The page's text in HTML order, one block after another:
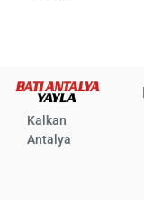
Kalkan
Antalya